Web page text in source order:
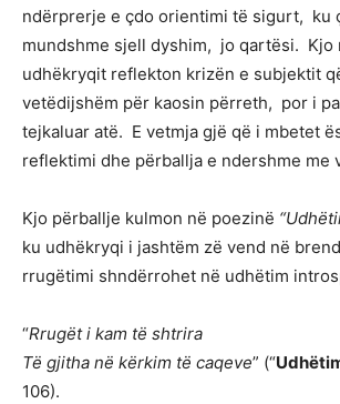
ndërprerje e çdo orientimi të sigurt, ku
mundshme sjell dyshim, jo qartësi. Kjo
udhëkryqit reflekton krizën e subjektit
vetëdijshëm për kaosin përreth, por i
tejkaluar atë. E vetmja gjë që i mbetet
reflektimi dhe përballja e ndershme me
Kjo përballje kulmon në poezinë
ku udhëkryqi i jashtëm zë vend në
rrugëtimi shndërrohet në udhëtim
“Rrugët i kam të shtrira
Të gjitha në kërkim të caqeve” (“
106).